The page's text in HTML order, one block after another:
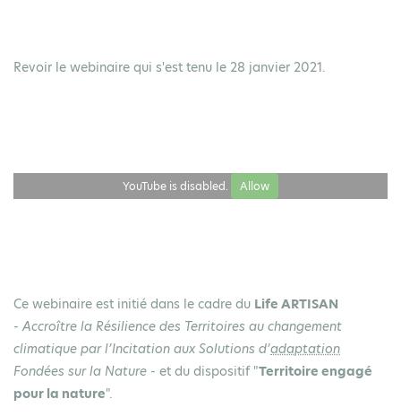
Revoir le webinaire qui s'est tenu le 28 janvier 2021.
YouTube is disabled. Allow
Ce webinaire est initié dans le cadre du Life ARTISAN
-Accroître la Résilience des Territoires au changement
climatique par l’Incitation aux Solutions d’adaptation
Fondées sur la Nature - et du dispositif "Territoire engagé
pour la nature".